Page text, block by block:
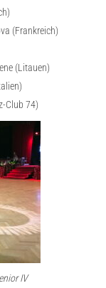
(Frankreich)
(Litauen)
Club 74)
IV